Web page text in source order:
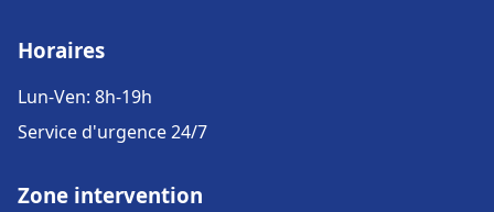
Horaires
Lun-Ven: 8h-19h
Service d'urgence 24/7
Zone intervention